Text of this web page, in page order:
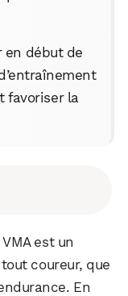
en début de
favoriser la
est un
coureur, que
En